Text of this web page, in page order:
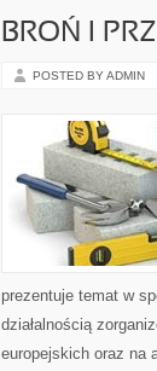
BROŃ I
POSTED BY ADMIN
prezentuje temat w
działalnością
europejskich oraz na